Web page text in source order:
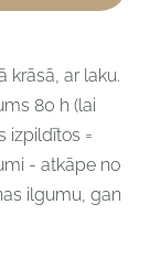
krāsā, ar laku.
80 h (lai
izpildītos =
- atkāpe no
ilgumu, gan